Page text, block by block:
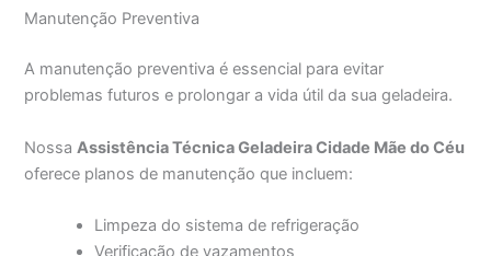
Manutenção Preventiva
A manutenção preventiva é essencial para evitar
problemas futuros e prolongar a vida útil da sua geladeira.
Nossa Assistência Técnica Geladeira Cidade Mãe do Céu
oferece planos de manutenção que incluem:
Limpeza do sistema de refrigeração
Verificação de vazamentos